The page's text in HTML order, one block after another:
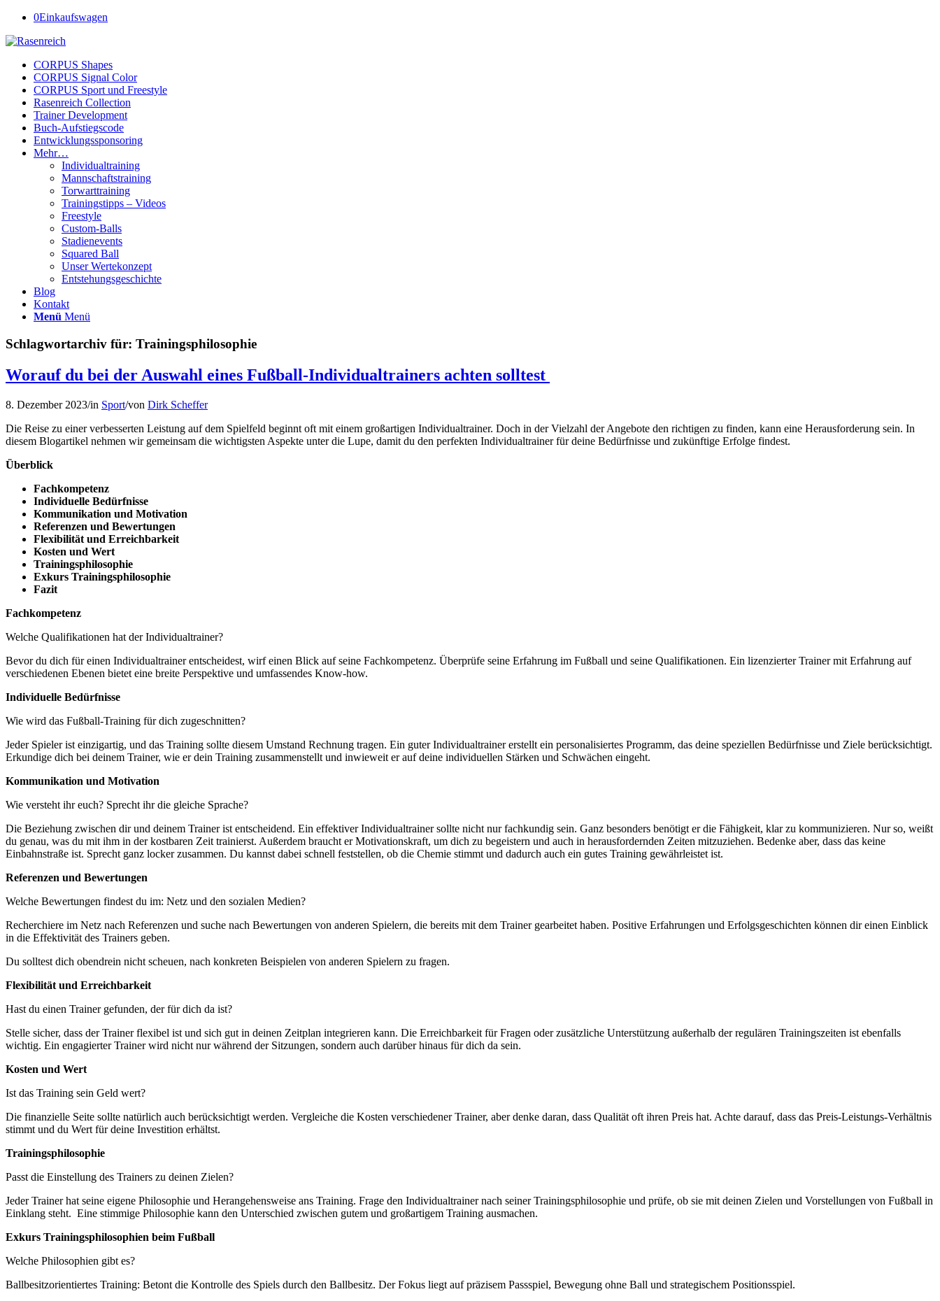
0Einkaufswagen
CORPUS Shapes
CORPUS Signal Color
CORPUS Sport und Freestyle
Rasenreich Collection
Trainer Development
Buch-Aufstiegscode
Entwicklungssponsoring
Mehr…
Individualtraining
Mannschaftstraining
Torwarttraining
Trainingstipps – Videos
Freestyle
Custom-Balls
Stadienevents
Squared Ball
Unser Wertekonzept
Entstehungsgeschichte
Blog
Kontakt
Menü Menü
Schlagwortarchiv für: Trainingsphilosophie
Worauf du bei der Auswahl eines Fußball-Individualtrainers achten solltest
8. Dezember 2023/in Sport/von Dirk Scheffer
Die Reise zu einer verbesserten Leistung auf dem Spielfeld beginnt oft mit einem großartigen Individualtrainer. Doch in der Vielzahl der Angebote den richtigen zu finden, kann eine Herausforderung sein. In
diesem Blogartikel nehmen wir gemeinsam die wichtigsten Aspekte unter die Lupe, damit du den perfekten Individualtrainer für deine Bedürfnisse und zukünftige Erfolge findest.
Überblick
Fachkompetenz
Individuelle Bedürfnisse
Kommunikation und Motivation
Referenzen und Bewertungen
Flexibilität und Erreichbarkeit
Kosten und Wert
Trainingsphilosophie
Exkurs Trainingsphilosophie
Fazit
Fachkompetenz
Welche Qualifikationen hat der Individualtrainer?
Bevor du dich für einen Individualtrainer entscheidest, wirf einen Blick auf seine Fachkompetenz. Überprüfe seine Erfahrung im Fußball und seine Qualifikationen. Ein lizenzierter Trainer mit Erfahrung auf
verschiedenen Ebenen bietet eine breite Perspektive und umfassendes Know-how.
Individuelle Bedürfnisse
Wie wird das Fußball-Training für dich zugeschnitten?
Jeder Spieler ist einzigartig, und das Training sollte diesem Umstand Rechnung tragen. Ein guter Individualtrainer erstellt ein personalisiertes Programm, das deine speziellen Bedürfnisse und Ziele berücksichtigt.
Erkundige dich bei deinem Trainer, wie er dein Training zusammenstellt und inwieweit er auf deine individuellen Stärken und Schwächen eingeht.
Kommunikation und Motivation
Wie versteht ihr euch? Sprecht ihr die gleiche Sprache?
Die Beziehung zwischen dir und deinem Trainer ist entscheidend. Ein effektiver Individualtrainer sollte nicht nur fachkundig sein. Ganz besonders benötigt er die Fähigkeit, klar zu kommunizieren. Nur so, weißt
du genau, was du mit ihm in der kostbaren Zeit trainierst. Außerdem braucht er Motivationskraft, um dich zu begeistern und auch in herausfordernden Zeiten mitzuziehen. Bedenke aber, dass das keine
Einbahnstraße ist. Sprecht ganz locker zusammen. Du kannst dabei schnell feststellen, ob die Chemie stimmt und dadurch auch ein gutes Training gewährleistet ist.
Referenzen und Bewertungen
Welche Bewertungen findest du im: Netz und den sozialen Medien?
Recherchiere im Netz nach Referenzen und suche nach Bewertungen von anderen Spielern, die bereits mit dem Trainer gearbeitet haben. Positive Erfahrungen und Erfolgsgeschichten können dir einen Einblick
in die Effektivität des Trainers geben.
Du solltest dich obendrein nicht scheuen, nach konkreten Beispielen von anderen Spielern zu fragen.
Flexibilität und Erreichbarkeit
Hast du einen Trainer gefunden, der für dich da ist?
Stelle sicher, dass der Trainer flexibel ist und sich gut in deinen Zeitplan integrieren kann. Die Erreichbarkeit für Fragen oder zusätzliche Unterstützung außerhalb der regulären Trainingszeiten ist ebenfalls
wichtig. Ein engagierter Trainer wird nicht nur während der Sitzungen, sondern auch darüber hinaus für dich da sein.
Kosten und Wert
Ist das Training sein Geld wert?
Die finanzielle Seite sollte natürlich auch berücksichtigt werden. Vergleiche die Kosten verschiedener Trainer, aber denke daran, dass Qualität oft ihren Preis hat. Achte darauf, dass das Preis-Leistungs-Verhältnis
stimmt und du Wert für deine Investition erhältst.
Trainingsphilosophie
Passt die Einstellung des Trainers zu deinen Zielen?
Jeder Trainer hat seine eigene Philosophie und Herangehensweise ans Training. Frage den Individualtrainer nach seiner Trainingsphilosophie und prüfe, ob sie mit deinen Zielen und Vorstellungen von Fußball in
Einklang steht. Eine stimmige Philosophie kann den Unterschied zwischen gutem und großartigem Training ausmachen.
Exkurs Trainingsphilosophien beim Fußball
Welche Philosophien gibt es?
Ballbesitzorientiertes Training: Betont die Kontrolle des Spiels durch den Ballbesitz. Der Fokus liegt auf präzisem Passspiel, Bewegung ohne Ball und strategischem Positionsspiel.